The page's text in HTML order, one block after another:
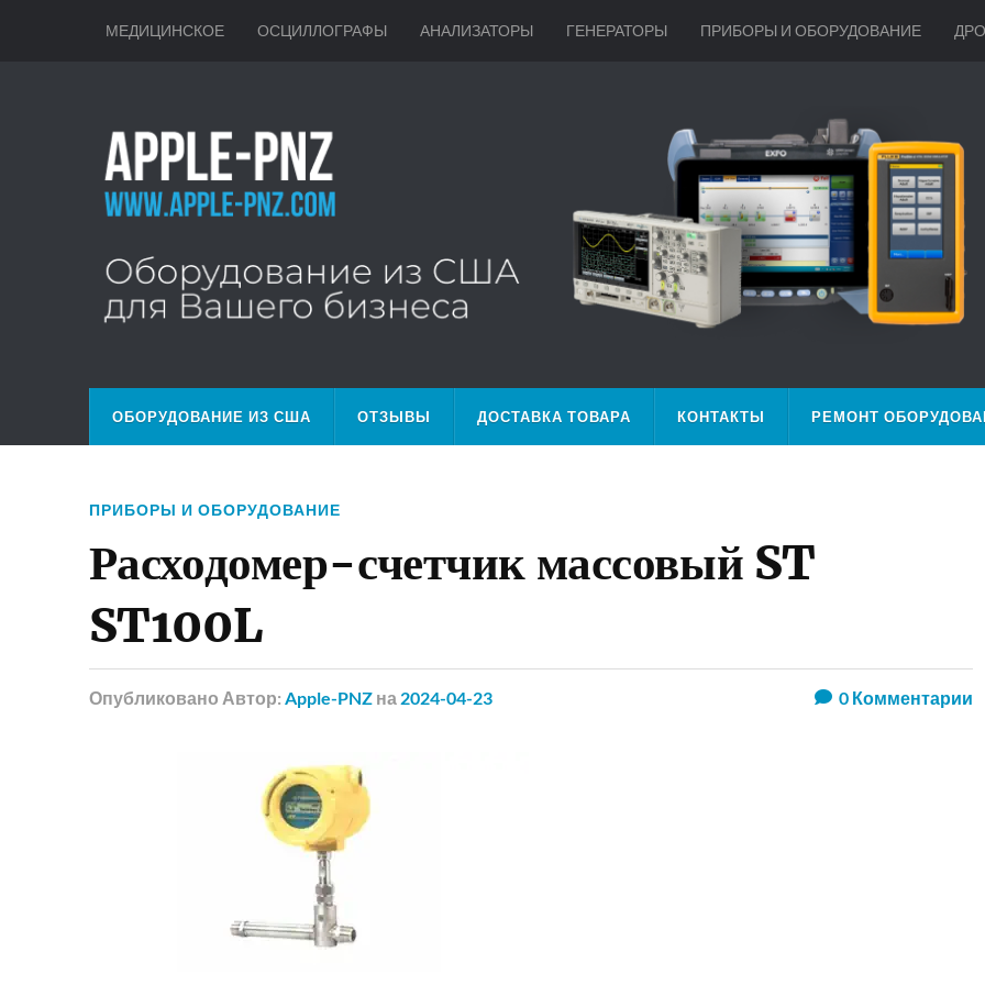
МЕДИЦИНСКОЕ ОСЦИЛЛОГРАФЫ АНАЛИЗАТОРЫ ГЕНЕРАТОРЫ ПРИБОРЫ И ОБОРУДОВАНИЕ
ОБОРУДОВАНИЕ ИЗ США ОТЗЫВЫ ДОСТАВКА ТОВАРА КОНТАКТЫ РЕМОНТ
ПРИБОРЫ И ОБОРУДОВАНИЕ
Расходомер-счетчик массовый ST
ST100L
Опубликовано Автор: Apple-PNZ на 2024-04-23 0Комментарии